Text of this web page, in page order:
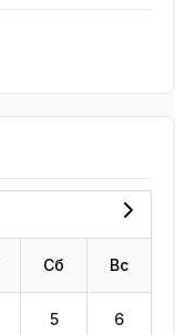
Сб Вс
5 6